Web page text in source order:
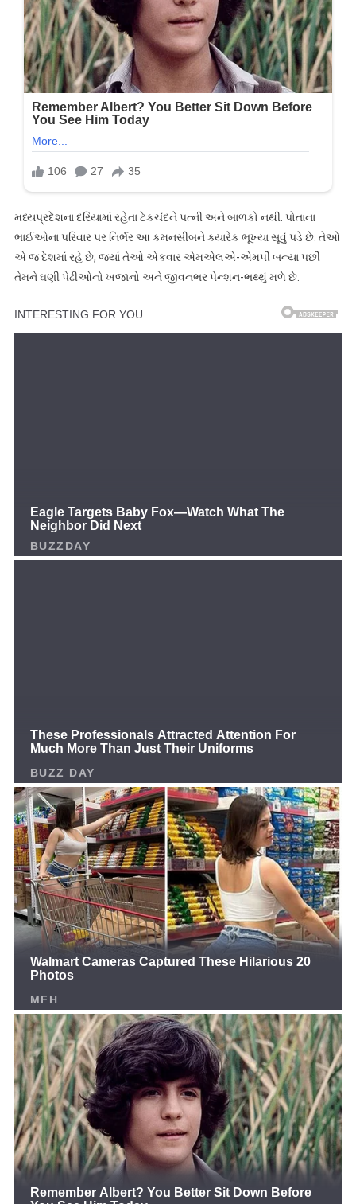
મધ્યપ્રદેશના દરિયામાં રહેતા ટેકચંદને પત્ની અને બાળકો નથી. પોતાના
ભાઈઓના પરિવાર પર નિર્ભર આ કમનસીબને ક્યારેક ભૂખ્યા સૂવું પડે છે. તેઓ
એ જ દેશમાં રહે છે, જ્યાં તેઓ એકવાર એમએલએ-એમપી બન્યા પછી
તેમને ઘણી પેઢીઓનો ખજાનો અને જીવનભર પેન્શન-ભથ્થું મળે છે.